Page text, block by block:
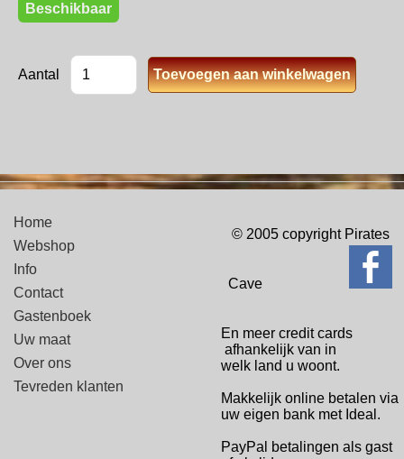
Beschikbaar
Aantal
Home
Webshop
Info
Contact
Gastenboek
Uw maat
Over ons
Tevreden klanten
© 2005 copyright Pirates
Cave
En meer credit cards
afhankelijk van in
welk land u woont.
Makkelijk online betalen via
uw eigen bank met Ideal.
PayPal betalingen als gast